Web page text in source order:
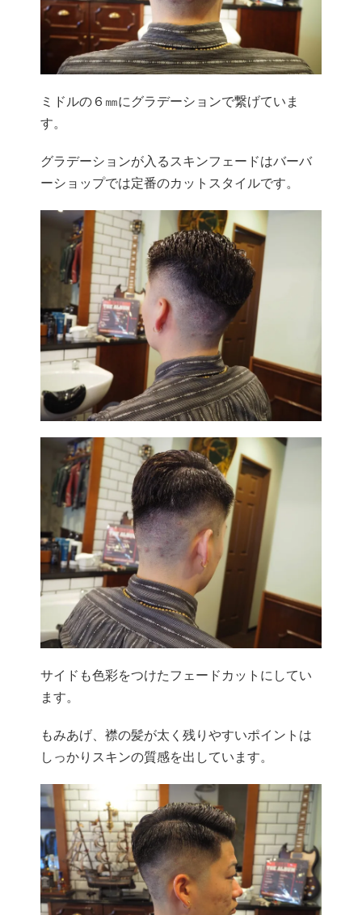
ミドルの６㎜にグラデーションで繋げていま
す。
グラデーションが入るスキンフェードはバーバ
ーショップでは定番のカットスタイルです。
サイドも色彩をつけたフェードカットにしてい
ます。
もみあげ、襟の髪が太く残りやすいポイントは
しっかりスキンの質感を出しています。